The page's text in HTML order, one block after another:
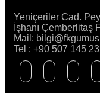
Yeniçeriler Cad.
İşhanı Çemberlitaş
Mail:
Tel : +90 507 145